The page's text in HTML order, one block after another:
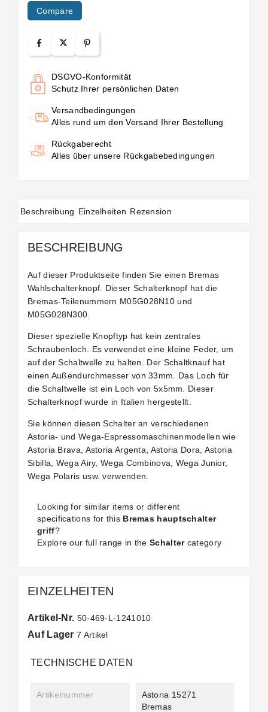
Compare
DSGVO-Konformität
Schutz Ihrer persönlichen Daten
Versandbedingungen
Alles rund um den Versand Ihrer Bestellung
Rückgaberecht
Alles über unsere Rückgabebedingungen
Beschreibung Einzelheiten Rezension
BESCHREIBUNG
Auf dieser Produktseite finden Sie einen Bremas
Wahlschalterknopf. Dieser Schalterknopf hat die
Bremas-Teilenummern M05G028N10 und
M05G028N300.
Dieser spezielle Knopftyp hat kein zentrales
Schraubenloch. Es verwendet eine kleine Feder, um
auf der Schaltwelle zu halten. Der Schaltknauf hat
einen Außendurchmesser von 33mm. Das Loch für
die Schaltwelle ist ein Loch von 5x5mm. Dieser
Schalterknopf wurde in Italien hergestellt.
Sie können diesen Schalter an verschiedenen
Astoria- und Wega-Espressomaschinenmodellen wie
Astoria Brava, Astoria Argenta, Astoria Dora, Astoria
Sibilla, Wega Airy, Wega Combinova, Wega Junior,
Wega Polaris usw. verwenden.
Looking for similar items or different
specifications for this Bremas hauptschalter
griff?
Explore our full range in the Schaltercategory
EINZELHEITEN
Artikel-Nr. 50-469-L-1241010
Auf Lager 7 Artikel
TECHNISCHE DATEN
Artikelnummer
Astoria 15271
Bremas